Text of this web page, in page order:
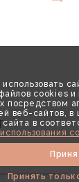
cookies и
посредством
веб-сайтов, в
в
Принять